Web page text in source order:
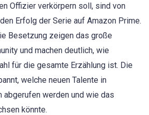
Offizier verkörpern soll, sind von
Erfolg der Serie auf Amazon Prime.
Besetzung zeigen das große
und machen deutlich, wie
für die gesamte Erzählung ist. Die
welche neuen Talente in
abgerufen werden und wie das
könnte.